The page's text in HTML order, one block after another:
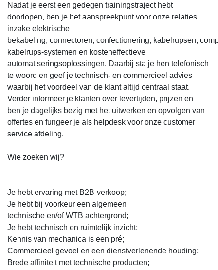
Nadat je eerst een gedegen trainingstraject hebt
doorlopen, ben je het aanspreekpunt voor onze relaties
inzake elektrische
bekabeling, connectoren, confectionering, kabelrupsen,
kabelrups-systemen en kosteneffectieve
automatiseringsoplossingen. Daarbij sta je hen telefonisch
te woord en geef je technisch- en commercieel advies
waarbij het voordeel van de klant altijd centraal staat.
Verder informeer je klanten over levertijden, prijzen en
ben je dagelijks bezig met het uitwerken en opvolgen van
offertes en fungeer je als helpdesk voor onze customer
service afdeling.
Wie zoeken wij?
Je hebt ervaring met B2B-verkoop;
Je hebt bij voorkeur een algemeen
technische en/of WTB achtergrond;
Je hebt technisch en ruimtelijk inzicht;
Kennis van mechanica is een pré;
Commercieel gevoel en een dienstverlenende houding;
Brede affiniteit met technische producten;